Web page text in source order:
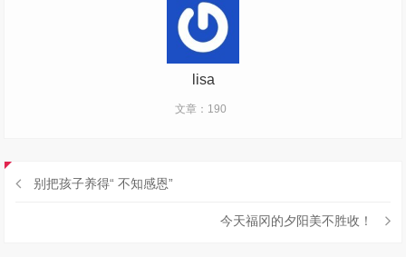
lisa
文章：190
别把孩子养得“ 不知感恩”
今天福冈的夕阳美不胜收！